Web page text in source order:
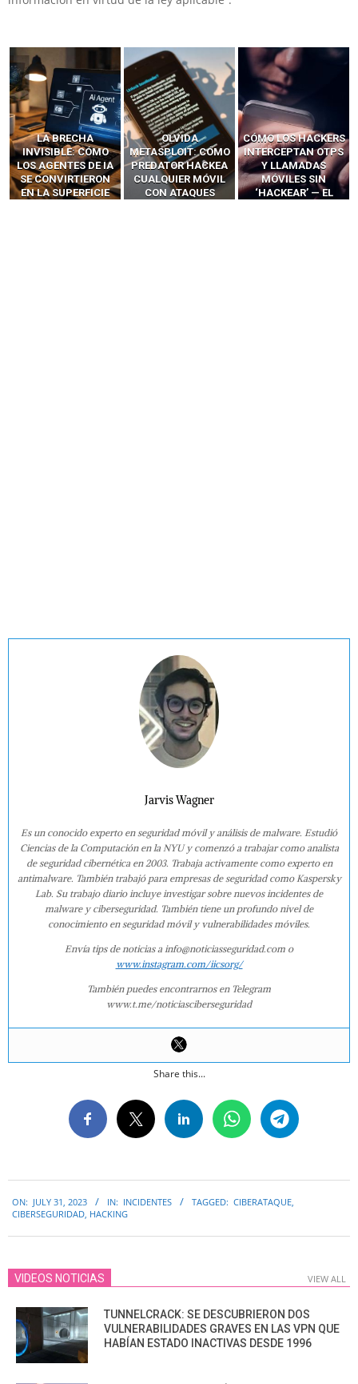
LA BRECHA
INVISIBLE: CÓMO
LOS AGENTES DE IA
SE CONVIRTIERON
EN LA SUPERFICIE
OLVIDA
METASPLOIT: CÓMO
PREDATOR HACKEA
CUALQUIER MÓVIL
CON ATAQUES
CÓMO LOS HACKERS
INTERCEPTAN OTPS
Y LLAMADAS
MÓVILES SIN
‘HACKEAR’ — EL
Jarvis Wagner
Es un conocido experto en seguridad móvil y análisis de malware. Estudió
Ciencias de la Computación en la NYU y comenzó a trabajar como analista
de seguridad cibernética en 2003. Trabaja activamente como experto en
antimalware. También trabajó para empresas de seguridad como Kaspersky
Lab. Su trabajo diario incluye investigar sobre nuevos incidentes de
malware y ciberseguridad. También tiene un profundo nivel de
conocimiento en seguridad móvil y vulnerabilidades móviles.
Envía tips de noticias a info@noticiasseguridad.com o
www.instagram.com/iicsorg/
También puedes encontrarnos en Telegram
www.t.me/noticiasciberseguridad
Share this...
07-
ON: JULY 31, 2023 IN: INCIDENTES TAGGED: CIBERATAQUE,
CIBERSEGURIDAD, HACKING
VIDEOS NOTICIAS VIEW ALL
TUNNELCRACK: SE DESCUBRIERON DOS
VULNERABILIDADES GRAVES EN LAS VPN QUE
HABÍAN ESTADO INACTIVAS DESDE 1996